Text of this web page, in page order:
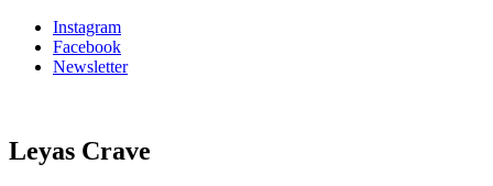
Instagram
Facebook
Newsletter
Leyas Crave